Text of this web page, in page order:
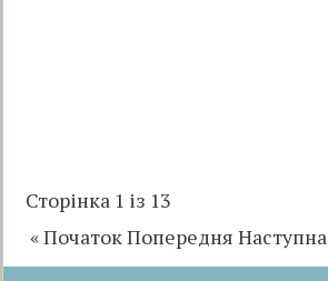
Сторінка 1 із 13
«ПочатокПопередня Наступна